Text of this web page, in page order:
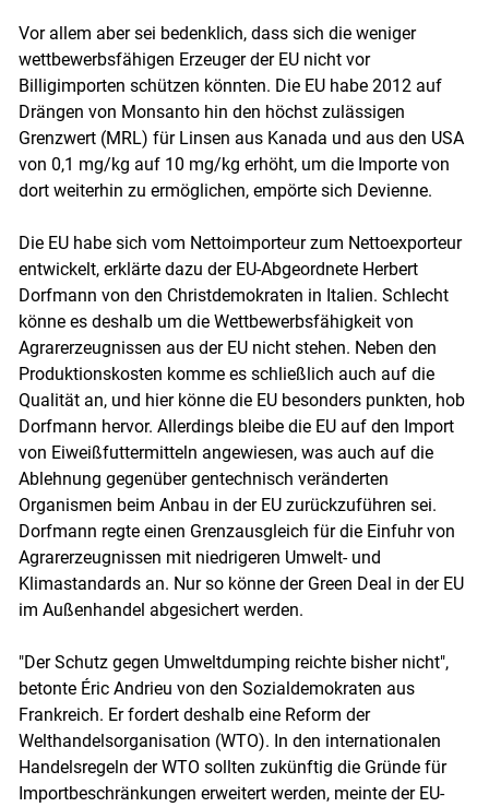
Vor allem aber sei bedenklich, dass sich die weniger
wettbewerbsfähigen Erzeuger der EU nicht vor
Billigimporten schützen könnten. Die EU habe 2012 auf
Drängen von Monsanto hin den höchst zulässigen
Grenzwert (MRL) für Linsen aus Kanada und aus den USA
von 0,1 mg/kg auf 10 mg/kg erhöht, um die Importe von
dort weiterhin zu ermöglichen, empörte sich Devienne.
Die EU habe sich vom Nettoimporteur zum Nettoexporteur
entwickelt, erklärte dazu der EU-Abgeordnete Herbert
Dorfmann von den Christdemokraten in Italien. Schlecht
könne es deshalb um die Wettbewerbsfähigkeit von
Agrarerzeugnissen aus der EU nicht stehen. Neben den
Produktionskosten komme es schließlich auch auf die
Qualität an, und hier könne die EU besonders punkten, hob
Dorfmann hervor. Allerdings bleibe die EU auf den Import
von Eiweißfuttermitteln angewiesen, was auch auf die
Ablehnung gegenüber gentechnisch veränderten
Organismen beim Anbau in der EU zurückzuführen sei.
Dorfmann regte einen Grenzausgleich für die Einfuhr von
Agrarerzeugnissen mit niedrigeren Umwelt- und
Klimastandards an. Nur so könne der Green Deal in der EU
im Außenhandel abgesichert werden.
"Der Schutz gegen Umweltdumping reichte bisher nicht",
betonte Éric Andrieu von den Sozialdemokraten aus
Frankreich. Er fordert deshalb eine Reform der
Welthandelsorganisation (WTO). In den internationalen
Handelsregeln der WTO sollten zukünftig die Gründe für
Importbeschränkungen erweitert werden, meinte der EU-